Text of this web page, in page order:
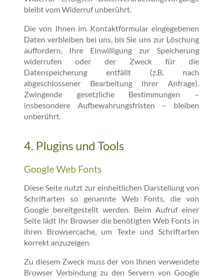
bleibt vom Widerruf unberührt.
Die von Ihnen im Kontaktformular eingegebenen
Daten verbleiben bei uns, bis Sie uns zur Löschung
auffordern, Ihre Einwilligung zur Speicherung
widerrufen oder der Zweck für die
Datenspeicherung entfällt (z.B. nach
abgeschlossener Bearbeitung Ihrer Anfrage).
Zwingende gesetzliche Bestimmungen –
insbesondere Aufbewahrungsfristen – bleiben
unberührt.
4. Plugins und Tools
Google Web Fonts
Diese Seite nutzt zur einheitlichen Darstellung von
Schriftarten so genannte Web Fonts, die von
Google bereitgestellt werden. Beim Aufruf einer
Seite lädt Ihr Browser die benötigten Web Fonts in
ihren Browsercache, um Texte und Schriftarten
korrekt anzuzeigen.
Zu diesem Zweck muss der von Ihnen verwendete
Browser Verbindung zu den Servern von Google